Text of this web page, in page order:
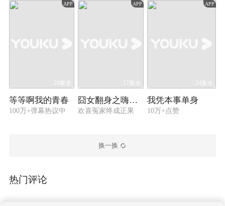
APP
24集全
等等啊我的青春
100万+弹幕热议中
APP
17集全
囧女翻身之嗨如花 第二季
欢喜冤家终成正果
APP
24集全
我凭本事单身
10万+点赞
换一换
热门评论